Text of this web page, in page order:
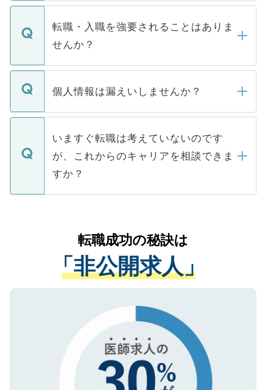
ます。通常、5営業日以内にはご連絡をせて
いただきますので、しばらくお待ちくださ
マイナビDOCTORで取り扱っている求人の
うち約3割は、Webサイトからご覧いただ
けない「非公開求人」です。非公開求人は
下記の理由によって、一般には公開してい
ません。
■応募殺到を避けるため 人気のある医療機
関を公にしてしまうと、応募が殺到する場
に、医療機関が求める条件に合った人材の
みを人材紹介会社に依頼するケースが増え
ています。
転職・入職を強要されることはありま
せんか？
転職・入職を強要することは一切ありませ
ん。また、仮に応募先から内定をいただい
定を承諾する必要はありません。内定先へ
の辞退の連絡はキャリアパートナーが行い
個人情報は漏えいしませんか？
個人情報が漏えいすることはありませんの
で、ご安心ください。当サイトからの登録
などで収集したご登録者様の個人情報は、
ご本人のキャリアアップおよび転職活動の
支援を目的に使用いたします。お預かりし
ているすべての個人データはご本人の許可
は、個人情報の取り扱いについての厳密な
管理基準を満たした事業者のみに付与され
る、プライバシーマークを取得済みです。
で、機密保持に関してもご安心ください。
いますぐ転職は考えていないのです
が、これからのキャリアを相談できま
すか？
かがいして、現在の医療機関の状況や紹介
経験をまじえながら、適切なアドバイスを
させていただきます。すぐにご転職をされ
ない方には、長期的なサポートが可能です
ので、まずはご登録ください。
転職成功の秘訣は
「非公開求人」